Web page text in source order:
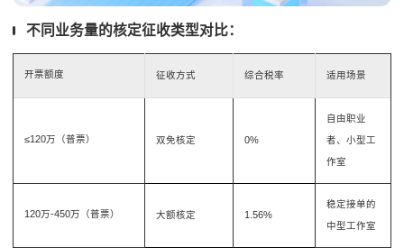
不同业务量的核定征收类型对比：
开票额度 征收方式 综合税率 适用场景
≤120万（普票） 双免核定 0%
自由职业
者、小型工
作室
120万-450万（普票） 大额核定 1.56%
稳定接单的
中型工作室